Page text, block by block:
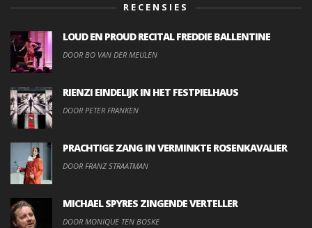
RECENSIES
LOUD EN PROUD RECITAL FREDDIE BALLENTINE
DOOR BO VAN DER MEULEN
RIENZI EINDELIJK IN HET FESTPIELHAUS
DOOR PETER FRANKEN
PRACHTIGE ZANG IN VERMINKTE ROSENKAVALIER
DOOR FRANZ STRAATMAN
MICHAEL SPYRES ZINGENDE VERTELLER
DOOR MONIQUE TEN BOSKE